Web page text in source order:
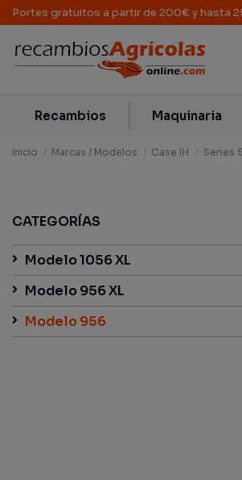
Portes gratuitos a partir de 200€ y hasta
Recambios Maquinaria
Inicio Marcas / Modelos Case IH Series
CATEGORÍAS
Modelo 1056 XL
Modelo 956 XL
Modelo 956